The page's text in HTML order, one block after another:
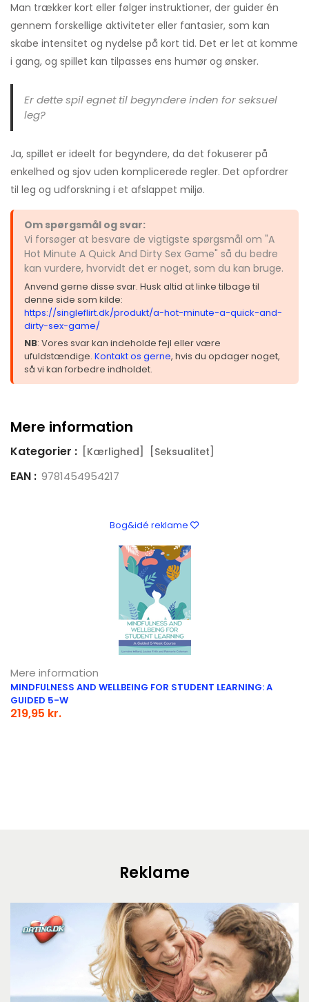
Man trækker kort eller følger instruktioner, der guider én
gennem forskellige aktiviteter eller fantasier, som kan
skabe intensitet og nydelse på kort tid. Det er let at komme
i gang, og spillet kan tilpasses ens humør og ønsker.
Er dette spil egnet til begyndere inden for seksuel
leg?
Ja, spillet er ideelt for begyndere, da det fokuserer på
enkelhed og sjov uden komplicerede regler. Det opfordrer
til leg og udforskning i et afslappet miljø.
Om spørgsmål og svar:
Vi forsøger at besvare de vigtigste spørgsmål om "A
Hot Minute A Quick And Dirty Sex Game" så du bedre
kan vurdere, hvorvidt det er noget, som du kan bruge.
Anvend gerne disse svar. Husk altid at linke tilbage til
denne side som kilde:
https://singleflirt.dk/produkt/a-hot-minute-a-quick-and-
dirty-sex-game/
NB: Vores svar kan indeholde fejl eller være
ufuldstændige. Kontakt os gerne, hvis du opdager noget,
så vi kan forbedre indholdet.
Mere information
Kategorier : [Kærlighed] [Seksualitet]
EAN : 9781454954217
Bog&idé reklame
Mere information
MINDFULNESS AND WELLBEING FOR STUDENT LEARNING: A
GUIDED 5-W
219,95 kr.
Reklame